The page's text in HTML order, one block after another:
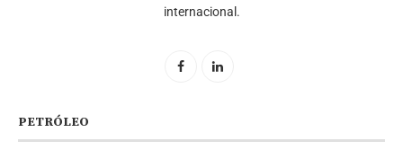
internacional.
PETRÓLEO